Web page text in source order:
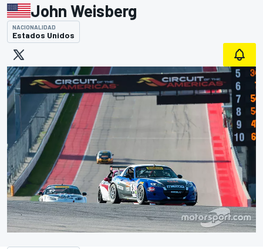
John Weisberg
NACIONALIDAD
Estados Unidos